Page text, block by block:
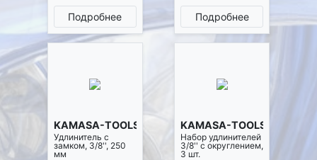
Подробнее Подробнее
KAMASA-TOOLS K4094
Удлинитель с
замком, 3/8'', 250
мм
KAMASA-TOOLS K4098
Набор удлинителей
3/8'' с округлением,
3 шт.